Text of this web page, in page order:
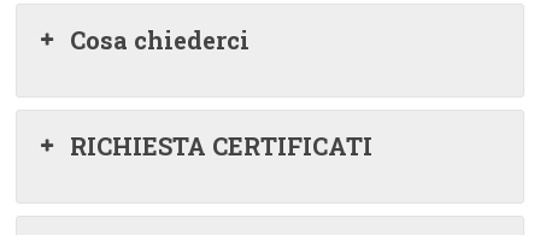
Cosa chiederci
RICHIESTA CERTIFICATI